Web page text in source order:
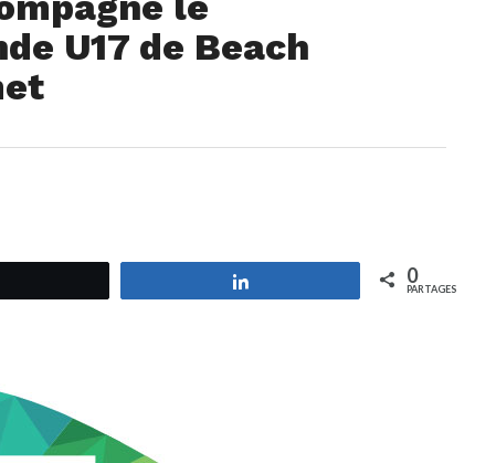
U17 de Beach
0
PARTAGES